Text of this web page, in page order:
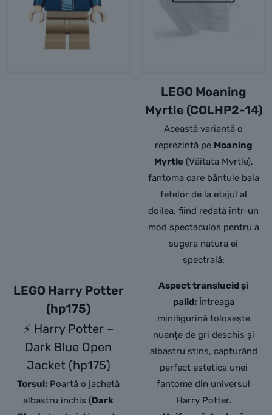
LEGO Harry Potter
(hp175)
⚡ Harry Potter –
Dark Blue Open
Jacket (hp175)
Torsul: Poartă o jachetă
albastru închis (Dark
LEGO Moaning
Myrtle (COLHP2-14)
Această variantă o
reprezintă pe Moaning
Myrtle(Văitata Myrtle),
fantoma care bântuie baia
fetelor de la etajul al
doilea, fiind redată într-un
mod spectaculos pentru a
sugera natura ei
spectrală:
Aspect translucid și
palid:Întreaga
minifigurină folosește
nuanțe de gri deschis și
albastru stins, capturând
perfect estetica unei
fantome din universul
Harry Potter.